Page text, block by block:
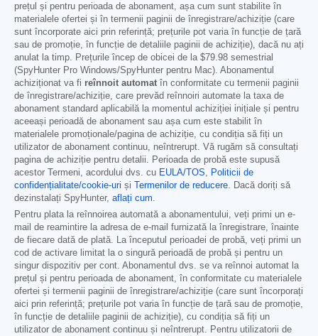
prețul și pentru perioada de abonament, așa cum sunt stabilite în
materialele ofertei și în termenii paginii de înregistrare/achiziție (care
sunt încorporate aici prin referință; prețurile pot varia în funcție de țară
sau de promoție, în funcție de detaliile paginii de achiziție), dacă nu ați
anulat la timp. Prețurile încep de obicei de la $79.98 semestrial
(SpyHunter Pro Windows/SpyHunter pentru Mac). Abonamentul
achiziționat va fi reînnoit automat în conformitate cu termenii paginii
de înregistrare/achiziție, care prevăd reînnoiri automate la taxa de
abonament standard aplicabilă la momentul achiziției inițiale și pentru
aceeași perioadă de abonament sau așa cum este stabilit în
materialele promoționale/pagina de achiziție, cu condiția să fiți un
utilizator de abonament continuu, neîntrerupt. Vă rugăm să consultați
pagina de achiziție pentru detalii. Perioada de probă este supusă
acestor Termeni, acordului dvs. cu EULA/TOS
Politicii de
confidențialitate/cookie-uri și Termenilor de reducere . Dacă doriți să
dezinstalați SpyHunter, aflați cum
Pentru plata la reînnoirea automată a abonamentului, veți primi un e-
mail de reamintire la adresa de e-mail furnizată la înregistrare, înainte
de fiecare dată de plată. La începutul perioadei de probă, veți primi un
cod de activare limitat la o singură perioadă de probă și pentru un
singur dispozitiv per cont. Abonamentul dvs. se va reînnoi automat la
prețul și pentru perioada de abonament, în conformitate cu materialele
ofertei și termenii paginii de înregistrare/achiziție (care sunt încorporați
aici prin referință; prețurile pot varia în funcție de țară sau de promoție,
în funcție de detaliile paginii de achiziție), cu condiția să fiți un
utilizator de abonament continuu și neîntrerupt. Pentru utilizatorii de